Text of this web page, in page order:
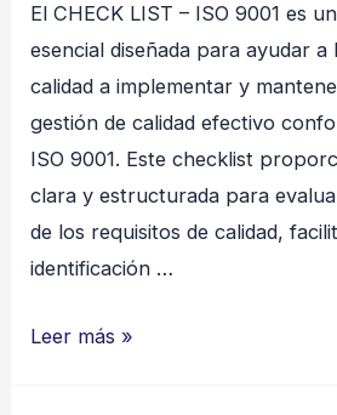
El CHECK LIST – ISO 9001 es
esencial diseñada para ayudar a
calidad a implementar y
gestión de calidad efectivo
ISO 9001. Este checklist
clara y estructurada para
de los requisitos de calidad,
identificación …
CHECK
Leer más »